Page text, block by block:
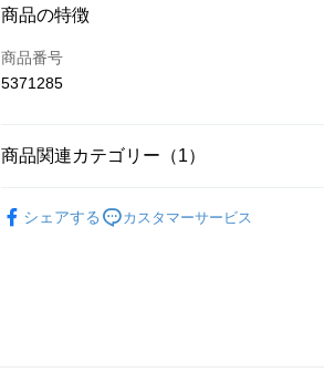
お支払い方法
クレジットカード1回払い
コンビニ店頭代金引換
Easy Wallet
商品の特徴
商品番号
5371285
商品関連カテゴリー（1）
シェアする
カスタマーサービス